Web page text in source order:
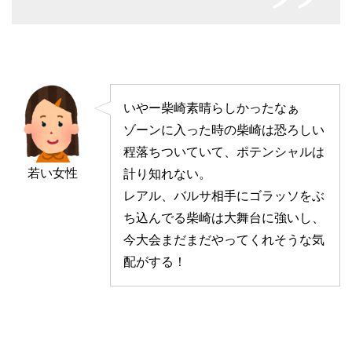
若い女性
いやー柴崎素晴らしかったなぁ
ゾーンに入った時の柴崎は恐ろしい
程落ちついていて、ポテンシャルは
計り知れない。
レアル、バルサ相手にゴラッソをぶ
ち込んでる柴崎は大舞台に強いし、
今大会まだまだやってくれそうな気
配がする！